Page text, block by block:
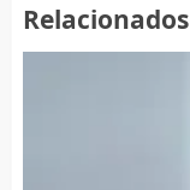
Relacionados